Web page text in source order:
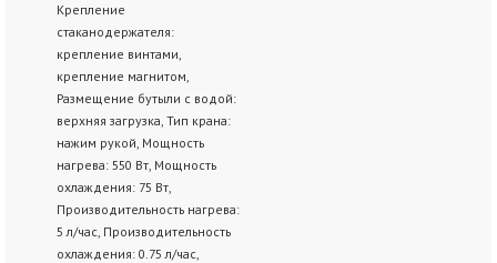
Крепление
стаканодержателя:
крепление винтами,
крепление магнитом,
Размещение бутыли с водой:
верхняя загрузка, Тип крана:
нажим рукой, Мощность
нагрева: 550 Вт, Мощность
охлаждения: 75 Вт,
Производительность нагрева:
5 л/час, Производительность
охлаждения: 0.75 л/час,